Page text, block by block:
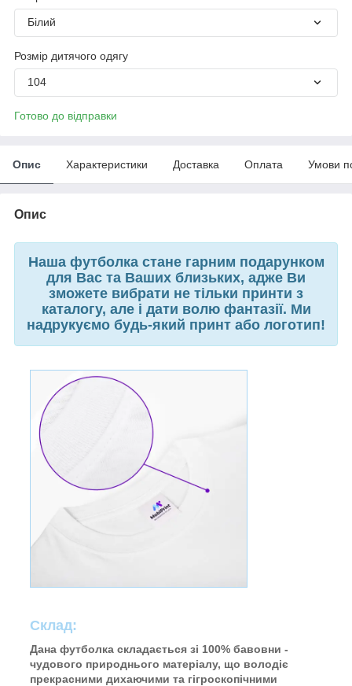
Білий
Розмір дитячого одягу
104
Готово до відправки
Опис Характеристики Доставка Оплата Умови
Опис
Наша футболка стане гарним подарунком
для Вас та Ваших близьких, адже Ви
зможете вибрати не тільки принти з
каталогу, але і дати волю фантазії. Ми
надрукуємо будь-який принт або логотип!
Склад:
Дана футболка складається зі 100% бавовни -
чудового природнього матеріалу, що володіє
прекрасними дихаючими та гігроскопічними